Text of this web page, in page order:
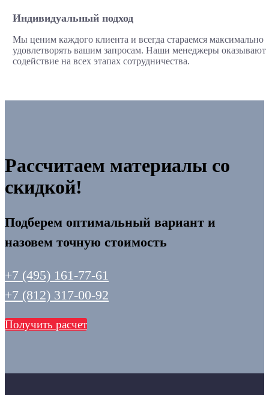
Индивидуальный подход
Мы ценим каждого клиента и всегда стараемся максимально
удовлетворять вашим запросам. Наши менеджеры оказывают
содействие на всех этапах сотрудничества.
Рассчитаем материалы со
скидкой!
Подберем оптимальный вариант и
назовем точную стоимость
+7 (495) 161-77-61
+7 (812) 317-00-92
Получить расчет